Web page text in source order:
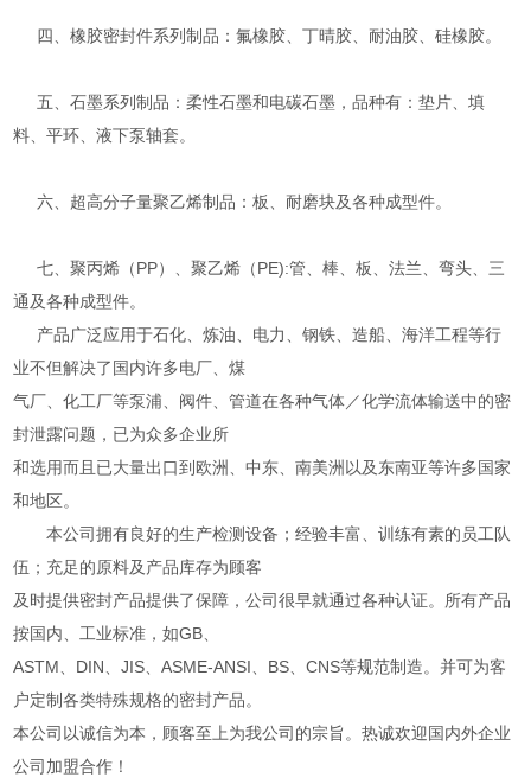
四、橡胶密封件系列制品：氟橡胶、丁晴胶、耐油胶、硅橡胶。
五、石墨系列制品：柔性石墨和电碳石墨，品种有：垫片、填
料、平环、液下泵轴套。
六、超高分子量聚乙烯制品：板、耐磨块及各种成型件。
七、聚丙烯（PP）、聚乙烯（PE):管、棒、板、法兰、弯头、三
通及各种成型件。
产品广泛应用于石化、炼油、电力、钢铁、造船、海洋工程等行
业不但解决了国内许多电厂、煤
气厂、化工厂等泵浦、阀件、管道在各种气体／化学流体输送中的密
封泄露问题，已为众多企业所
和选用而且已大量出口到欧洲、中东、南美洲以及东南亚等许多国家
和地区。
本公司拥有良好的生产检测设备；经验丰富、训练有素的员工队
伍；充足的原料及产品库存为顾客
及时提供密封产品提供了保障，公司很早就通过各种认证。所有产品
按国内、工业标准，如GB、
ASTM、DIN、JIS、ASME-ANSI、BS、CNS等规范制造。并可为客
户定制各类特殊规格的密封产品。
本公司以诚信为本，顾客至上为我公司的宗旨。热诚欢迎国内外企业
公司加盟合作！